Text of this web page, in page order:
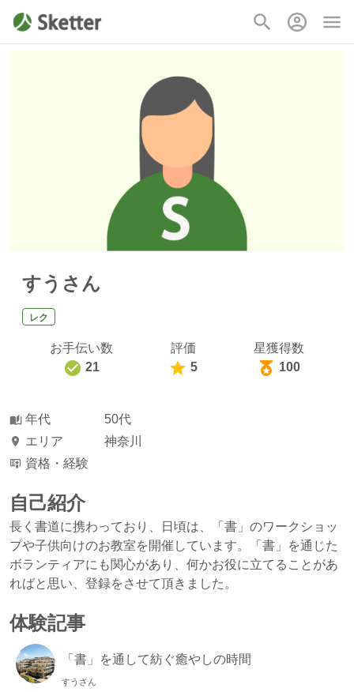
すうさん
レク
お手伝い数
21
評価
5
星獲得数
100
年代
50代
エリア
神奈川
資格・経験
自己紹介
長く書道に携わっており、日頃は、「書」のワークショッ
プや子供向けのお教室を開催しています。「書」を通じた
ボランティアにも関心があり、何かお役に立てることがあ
ればと思い、登録をさせて頂きました。
体験記事
「書」を通して紡ぐ癒やしの時間
すうさん